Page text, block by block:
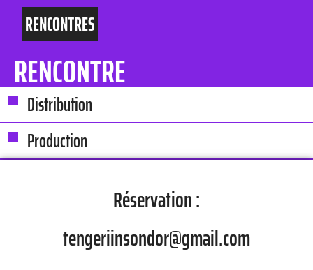
RENCONTRES
RENCONTRE
Distribution
Production
Réservation :
tengeriinsondor@gmail.com